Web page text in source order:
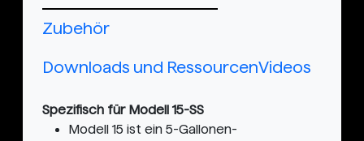
Zubehör
Downloads und RessourcenVideos
Spezifisch für Modell 15-SS
Modell 15 ist ein 5-Gallonen-